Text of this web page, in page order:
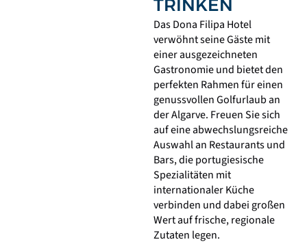
TRINKEN
Das Dona Filipa Hotel
verwöhnt seine Gäste mit
einer ausgezeichneten
Gastronomie und bietet den
perfekten Rahmen für einen
genussvollen Golfurlaub an
der Algarve. Freuen Sie sich
auf eine abwechslungsreiche
Auswahl an Restaurants und
Bars, die portugiesische
Spezialitäten mit
internationaler Küche
verbinden und dabei großen
Wert auf frische, regionale
Zutaten legen.